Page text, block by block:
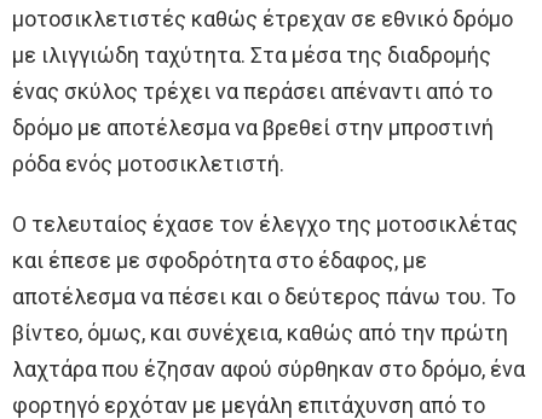
μοτοσικλετιστές καθώς έτρεχαν σε εθνικό δρόμο
με ιλιγγιώδη ταχύτητα. Στα μέσα της διαδρομής
ένας σκύλος τρέχει να περάσει απέναντι από το
δρόμο με αποτέλεσμα να βρεθεί στην μπροστινή
ρόδα ενός μοτοσικλετιστή.
Ο τελευταίος έχασε τον έλεγχο της μοτοσικλέτας
και έπεσε με σφοδρότητα στο έδαφος, με
αποτέλεσμα να πέσει και ο δεύτερος πάνω του. Το
βίντεο, όμως, και συνέχεια, καθώς από την πρώτη
λαχτάρα που έζησαν αφού σύρθηκαν στο δρόμο, ένα
φορτηγό ερχόταν με μεγάλη επιτάχυνση από το